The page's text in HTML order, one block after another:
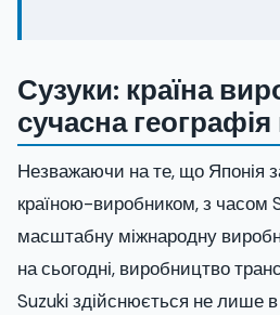
Сузуки: країна
сучасна
Незважаючи на те, що Японія
країною-виробником, з часом
масштабну міжнародну
на сьогодні, виробництво
Suzuki здійснюється не лише в